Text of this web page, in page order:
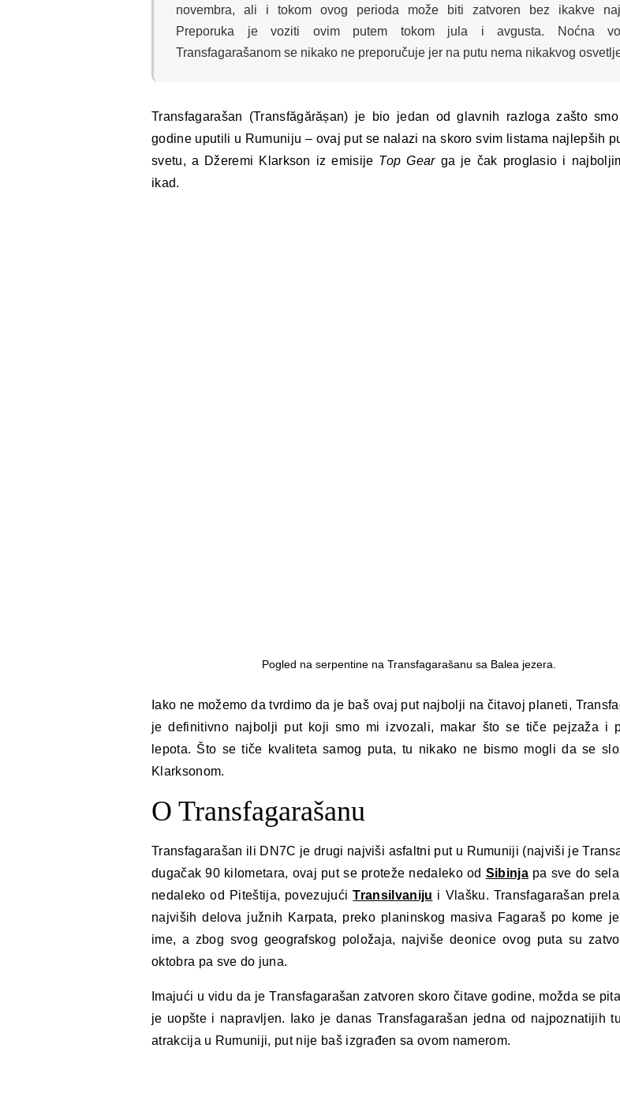
novembra, ali i tokom ovog perioda može biti zatvoren bez ikakve
Preporuka je voziti ovim putem tokom jula i avgusta. Noćna
Transfagarašanom se nikako ne preporučuje jer na putu nema nikakvog
Transfagarašan (Transfăgărășan) je bio jedan od glavnih razloga zašto
godine uputili u Rumuniju – ovaj put se nalazi na skoro svim listama najlepših
svetu, a Džeremi Klarkson iz emisije Top Gearga je čak proglasio i
ikad.
Pogled na serpentine na Transfagarašanu sa Balea jezera.
Iako ne možemo da tvrdimo da je baš ovaj put najbolji na čitavoj planeti,
je definitivno najbolji put koji smo mi izvozali, makar što se tiče pejzaža i
lepota. Što se tiče kvaliteta samog puta, tu nikako ne bismo mogli da se
Klarksonom.
O Transfagarašanu
Transfagarašan ili DN7C je drugi najviši asfaltni put u Rumuniji (najviši je
dugačak 90 kilometara, ovaj put se proteže nedaleko od Sibinjapa sve do
nedaleko od Piteštija, povezujućiTransilvaniju i Vlašku. Transfagarašan
najviših delova južnih Karpata, preko planinskog masiva Fagaraš po kome
ime, a zbog svog geografskog položaja, najviše deonice ovog puta su
oktobra pa sve do juna.
Imajući u vidu da je Transfagarašan zatvoren skoro čitave godine, možda se
je uopšte i napravljen. Iako je danas Transfagarašan jedna od najpoznatijih
atrakcija u Rumuniji, put nije baš izgrađen sa ovom namerom.